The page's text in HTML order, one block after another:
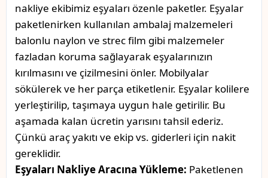
nakliye ekibimiz eşyaları özenle paketler. Eşyalar
paketlenirken kullanılan ambalaj malzemeleri
balonlu naylon ve strec film gibi malzemeler
fazladan koruma sağlayarak eşyalarınızın
kırılmasını ve çizilmesini önler. Mobilyalar
sökülerek ve her parça etiketlenir. Eşyalar kolilere
yerleştirilip, taşımaya uygun hale getirilir. Bu
aşamada kalan ücretin yarısını tahsil ederiz.
Çünkü araç yakıtı ve ekip vs. giderleri için nakit
gereklidir.
Eşyaları Nakliye Aracına Yükleme: Paketlenen